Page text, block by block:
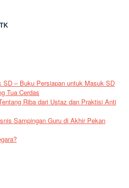
SD – Buku Persiapan untuk Masuk SD
Tua Cerdas
Riba dari Ustaz dan Praktisi Anti
Sampingan Guru di Akhir Pekan